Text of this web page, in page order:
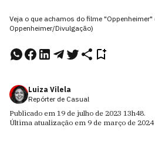
Veja o que achamos do filme
Oppenheimer/Divulgação)
Luiza Vilela
Repórter de Casual
Publicado em 19 de julho de 2023 13h48.
Última atualização em 9 de março de 2024